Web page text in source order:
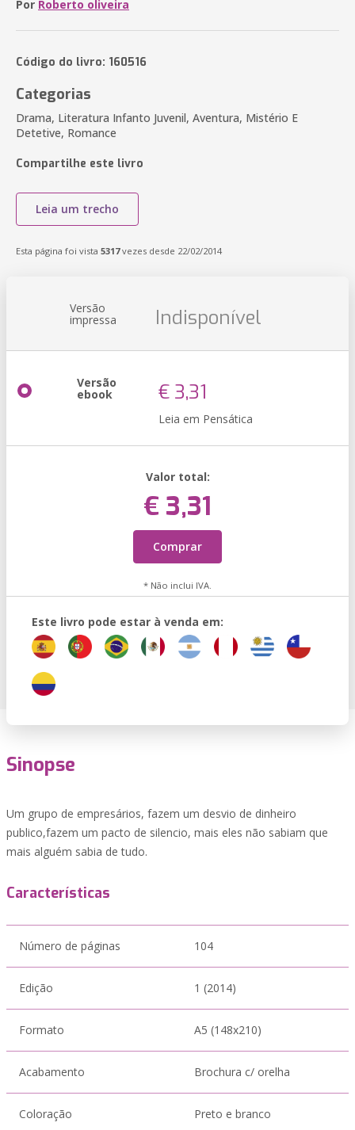
Por Roberto oliveira
Código do livro: 160516
Categorias
Drama, Literatura Infanto Juvenil, Aventura, Mistério E
Detetive, Romance
Compartilhe este livro
Leia um trecho
Esta página foi vista 5317vezes desde 22/02/2014
Versão
impressa Indisponível
Versão
ebook € 3,31
Leia em Pensática
Valor total:
€ 3,31
Comprar
* Não inclui IVA.
Este livro pode estar à venda em:
Sinopse
Um grupo de empresários, fazem um desvio de dinheiro
publico,fazem um pacto de silencio, mais eles não sabiam que
mais alguém sabia de tudo.
Características
Número de páginas 104
Edição 1 (2014)
Formato A5 (148x210)
Acabamento Brochura c/ orelha
Coloração Preto e branco